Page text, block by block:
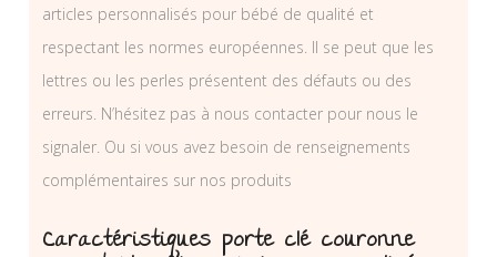
articles personnalisés pour bébé de qualité et
respectant les normes européennes. Il se peut que les
lettres ou les perles présentent des défauts ou des
erreurs. N’hésitez pas à nous contacter pour nous le
signaler. Ou si vous avez besoin de renseignements
complémentaires sur nos produits
Caractéristiques porte clé couronne